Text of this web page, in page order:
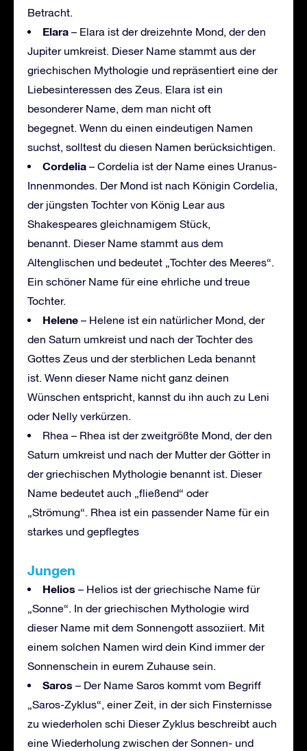
Betracht.
Elara – Elara ist der dreizehnte Mond, der den
Jupiter umkreist. Dieser Name stammt aus der
griechischen Mythologie und repräsentiert eine der
Liebesinteressen des Zeus. Elara ist ein
besonderer Name, dem man nicht oft
begegnet. Wenn du einen eindeutigen Namen
suchst, solltest du diesen Namen berücksichtigen.
Cordelia – Cordelia ist der Name eines Uranus-
Innenmondes. Der Mond ist nach Königin Cordelia,
der jüngsten Tochter von König Lear aus
Shakespeares gleichnamigem Stück,
benannt. Dieser Name stammt aus dem
Altenglischen und bedeutet „Tochter des Meeres“.
Ein schöner Name für eine ehrliche und treue
Tochter.
Helene – Helene ist ein natürlicher Mond, der
den Saturn umkreist und nach der Tochter des
Gottes Zeus und der sterblichen Leda benannt
ist. Wenn dieser Name nicht ganz deinen
Wünschen entspricht, kannst du ihn auch zu Leni
oder Nelly verkürzen.
Rhea – Rhea ist der zweitgrößte Mond, der den
Saturn umkreist und nach der Mutter der Götter in
der griechischen Mythologie benannt ist. Dieser
Name bedeutet auch „fließend“ oder
„Strömung“. Rhea ist ein passender Name für ein
starkes und gepflegtes
Jungen
Helios – Helios ist der griechische Name für
„Sonne“. In der griechischen Mythologie wird
dieser Name mit dem Sonnengott assoziiert. Mit
einem solchen Namen wird dein Kind immer der
Sonnenschein in eurem Zuhause sein.
Saros – Der Name Saros kommt vom Begriff
„Saros-Zyklus“, einer Zeit, in der sich Finsternisse
zu wiederholen schi Dieser Zyklus beschreibt auch
eine Wiederholung zwischen der Sonnen- und